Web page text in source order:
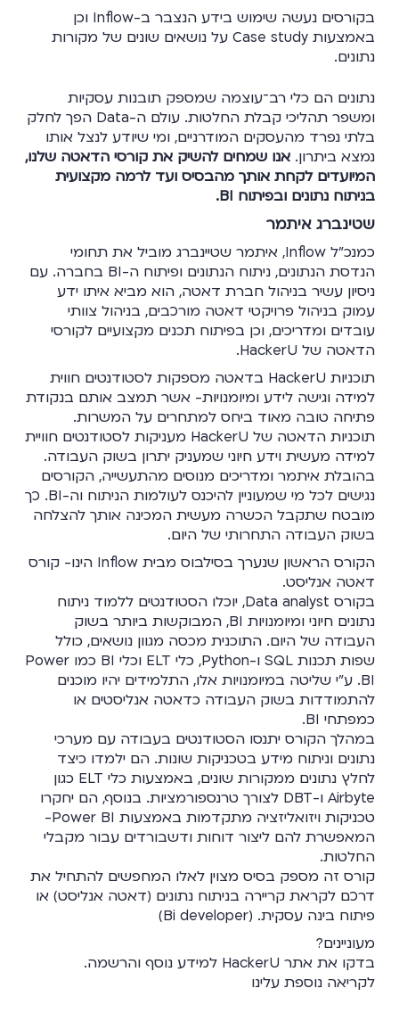
בקורסים נעשה שימוש בידע הנצבר ב-Inflow וכן
באמצעות Case study על נושאים שונים של מקורות
נתונים.
נתונים הם כלי רב־עוצמה שמספק תובנות עסקיות
ומשפר תהליכי קבלת החלטות. עולם ה-Data הפך לחלק
בלתי נפרד מהעסקים המודרניים, ומי שיודע לנצל אותו
נמצא ביתרון. אנו שמחים להשיק את קורסי הדאטה שלנו,
המיועדים לקחת אותך מהבסיס ועד לרמה מקצועית
בניתוח נתונים ובפיתוח BI.
שטינברג איתמר
כמנכ"ל Inflow, איתמר שטיינברג מוביל את תחומי
הנדסת הנתונים, ניתוח הנתונים ופיתוח ה-BI בחברה. עם
ניסיון עשיר בניהול חברת דאטה, הוא מביא איתו ידע
עמוק בניהול פרויקטי דאטה מורכבים, בניהול צוותי
עובדים ומדריכים, וכן בפיתוח תכנים מקצועיים לקורסי
הדאטה של HackerU.
תוכניות HackerU בדאטה מספקות לסטודנטים חווית
למידה וגישה לידע ומיומנויות- אשר תמצב אותם בנקודת
פתיחה טובה מאוד ביחס למתחרים על המשרות.
תוכניות הדאטה של HackerU מעניקות לסטודנטים חוויית
למידה מעשית וידע חיוני שמעניק יתרון בשוק העבודה.
בהובלת איתמר ומדריכים מנוסים מהתעשייה, הקורסים
נגישים לכל מי שמעוניין להיכנס לעולמות הניתוח וה-BI. כך
מובטח שתקבל הכשרה מעשית המכינה אותך להצלחה
בשוק העבודה התחרותי של היום.
הקורס הראשון שנערך בסילבוס מבית Inflow הינו- קורס
דאטה אנליסט.
בקורס Data analyst, יוכלו הסטודנטים ללמוד ניתוח
נתונים חיוני ומיומנויות BI, המבוקשות ביותר בשוק
העבודה של היום. התוכנית מכסה מגוון נושאים, כולל
שפות תכנות SQL ו-Python, כלי ELT וכלי BI כמו Power
BI. ע"י שליטה במיומנויות אלו, התלמידים יהיו מוכנים
להתמודדות בשוק העבודה כדאטה אנליסטים או
כמפתחי BI.
במהלך הקורס יתנסו הסטודנטים בעבודה עם מערכי
נתונים וניתוח מידע בטכניקות שונות. הם ילמדו כיצד
לחלץ נתונים ממקורות שונים, באמצעות כלי ELT כגון
Airbyte ו-DBT לצורך טרנספורמציות. בנוסף, הם יחקרו
טכניקות ויזואליזציה מתקדמות באמצעות Power BI-
המאפשרת להם ליצור דוחות ודשבורדים עבור מקבלי
החלטות.
קורס זה מספק בסיס מצוין לאלו המחפשים להתחיל את
דרכם לקראת קריירה בניתוח נתונים (דאטה אנליסט) או
פיתוח בינה עסקית. (Bi developer)
מעוניינים?
בדקו את אתר HackerU
למידע נוסף והרשמה.
לקריאה נוספת עלינו